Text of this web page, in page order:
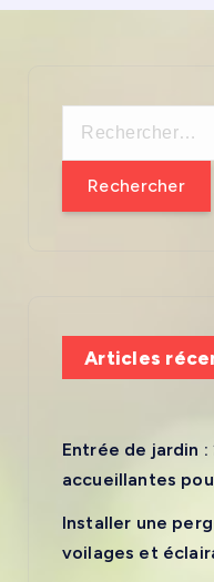
h
:
Articles
Entrée de jardin
accueillantes
Installer une
voilages et